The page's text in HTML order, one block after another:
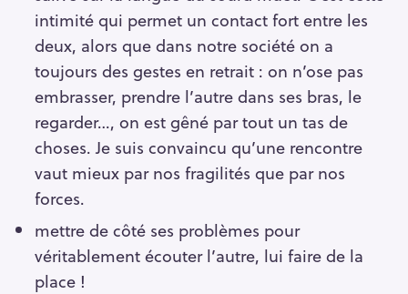
intimité qui permet un contact fort entre les
deux, alors que dans notre société on a
toujours des gestes en retrait : on n’ose pas
embrasser, prendre l’autre dans ses bras, le
regarder…, on est gêné par tout un tas de
choses. Je suis convaincu qu’une rencontre
vaut mieux par nos fragilités que par nos
forces.
mettre de côté ses problèmes pour
véritablement écouter l’autre, lui faire de la
place !